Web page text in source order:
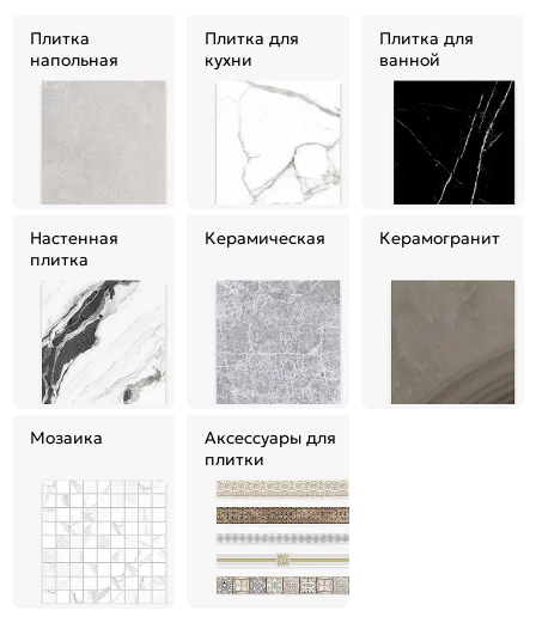
Плитка
напольная
Плитка для
кухни
Плитка для
ванной
Настенная
плитка
Керамическая Керамогранит
Мозаика
Аксессуары для
плитки